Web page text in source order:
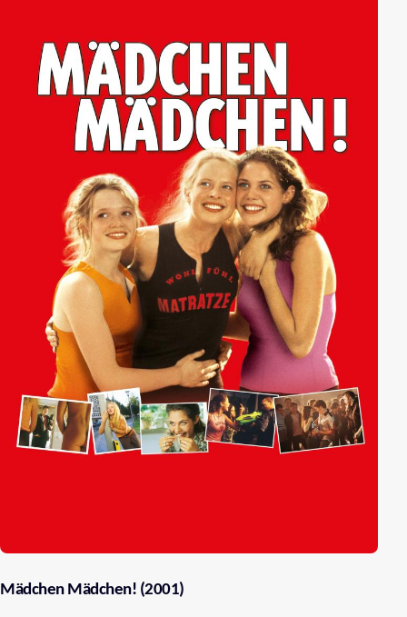
Jessika, die zunächst noch von der Eintönigkeit und
Ereignislosigkeit des Familienlebens gelangweilt ist,
muss damit fertig werden, wie ihr Vater den Job
verliert, sich die Konflikte zwischen den Eltern
verschärfen und die Schwester nur noch an Sex und
Jungs interessiert ist. Strukturen zerbrechen, der
Alltag gerät aus den Fugen.
Mädchen Mädchen! (2001)